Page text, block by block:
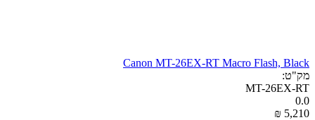
Canon MT-26EX-RT Macro Flash, Black
מק"ט:
MT-26EX-RT
0.0
₪ 5,210